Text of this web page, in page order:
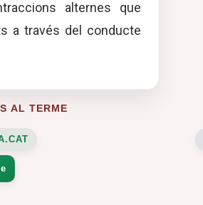
alternes que
a través del conducte
AL TERME